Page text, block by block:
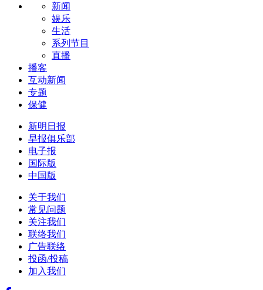
新闻
娱乐
生活
系列节目
直播
播客
互动新闻
专题
保健
新明日报
早报俱乐部
电子报
国际版
中国版
关于我们
常见问题
关注我们
联络我们
广告联络
投函/投稿
加入我们